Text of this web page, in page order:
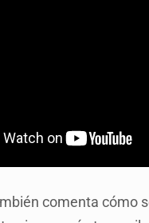
comenta cómo